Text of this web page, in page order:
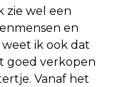
zie wel een
en
ik ook dat
goed verkopen
Vanaf het